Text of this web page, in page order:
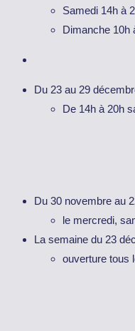
Samedi 14h à
Dimanche 10h
Du 23 au 29
De 14h à 20h
Du 30 novembre au
le mercredi,
La semaine du 23
ouverture tous